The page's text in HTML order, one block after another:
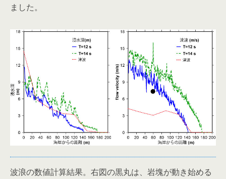
ました。
波浪の数値計算結果。右図の黒丸は、岩塊が動き始める